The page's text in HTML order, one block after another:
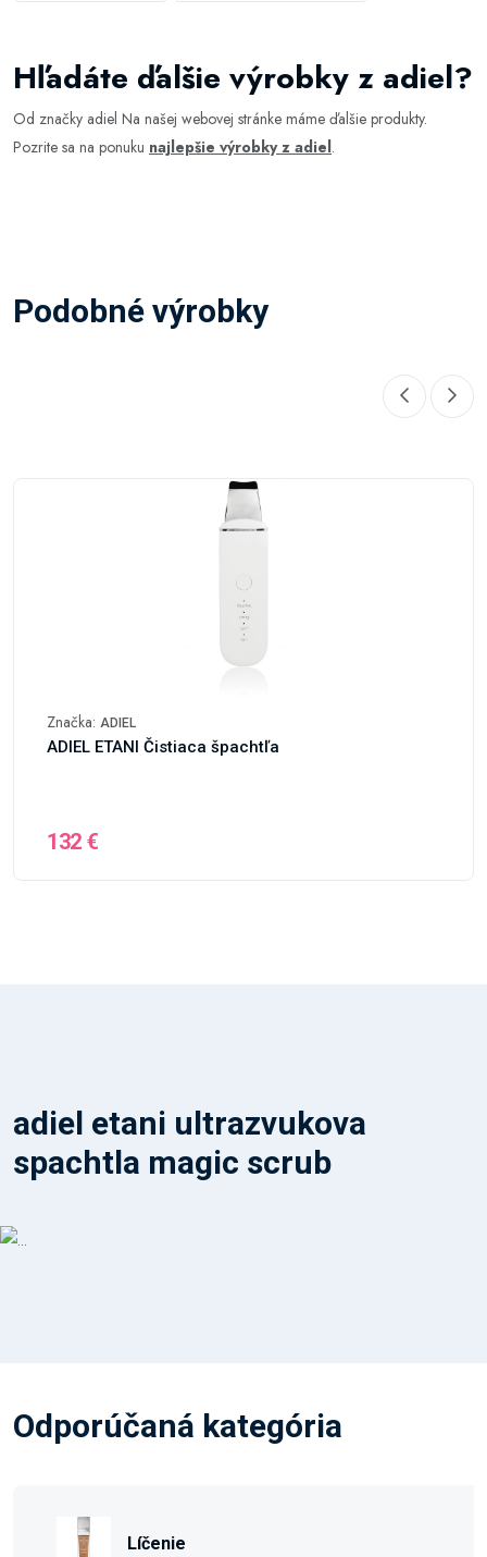
Hľadáte ďalšie výrobky z adiel?
Od značky adiel Na našej webovej stránke máme ďalšie produkty.
Pozrite sa na ponuku najlepšie výrobky z adiel.
Podobné výrobky
Značka: ADIEL
ADIEL ETANI Čistiaca špachtľa
132 €
adiel etani ultrazvukova
spachtla magic scrub
Odporúčaná kategória
Líčenie